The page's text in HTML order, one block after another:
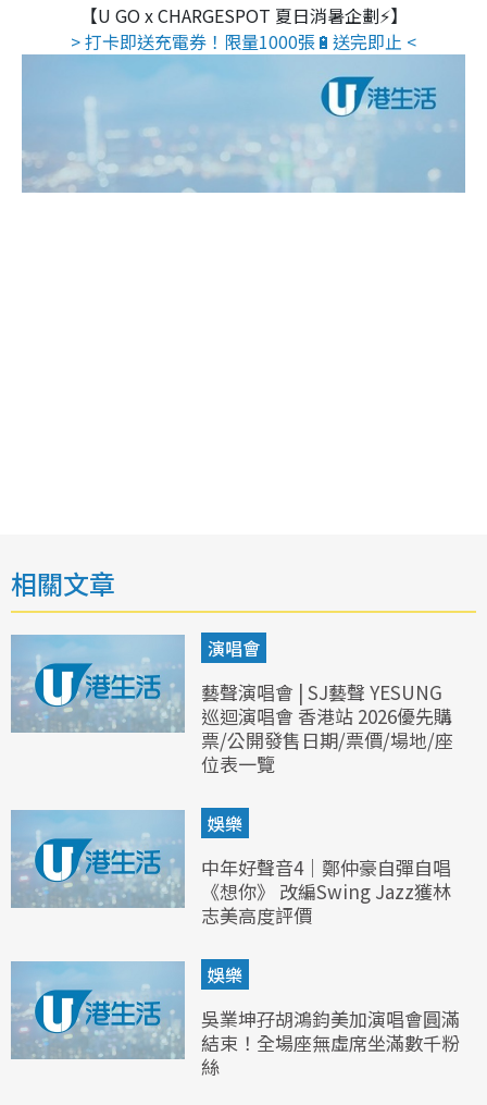
【U GO x CHARGESPOT 夏日消暑企劃⚡】
> 打卡即送充電券！限量1000張🔋送完即止 <
相關文章
演唱會
藝聲演唱會 | SJ藝聲 YESUNG
巡迴演唱會 香港站 2026優先購
票/公開發售日期/票價/場地/座
位表一覽
娛樂
中年好聲音4｜鄭仲豪自彈自唱
《想你》 改編Swing Jazz獲林
志美高度評價
娛樂
吳業坤孖胡鴻鈞美加演唱會圓滿
結束！全場座無虛席坐滿數千粉
絲